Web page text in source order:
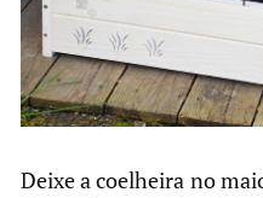
Deixe a coelheira no